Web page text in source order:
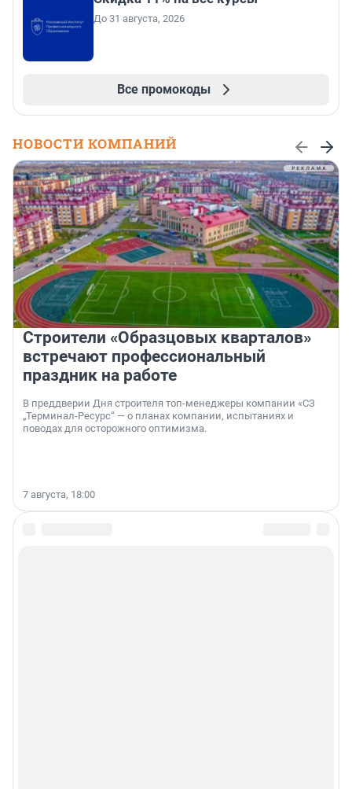
До 31 августа, 2026
Все промокоды
НОВОСТИ КОМПАНИЙ
Строители «Образцовых кварталов»
встречают профессиональный
праздник на работе
В преддверии Дня строителя топ-менеджеры компании «СЗ
„Терминал-Ресурс“ — о планах компании, испытаниях и
поводах для осторожного оптимизма.
7 августа, 18:00